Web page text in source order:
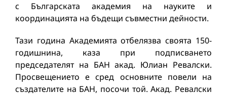
с Българската академия на науките и
координацията на бъдещи съвместни дейности.
Тази година Академията отбелязва своята 150-
годишнина, каза при подписването
председателят на БАН акад. Юлиан Ревалски.
Просвещението е сред основните повели на
създателите на БАН, посочи той. Акад. Ревалски